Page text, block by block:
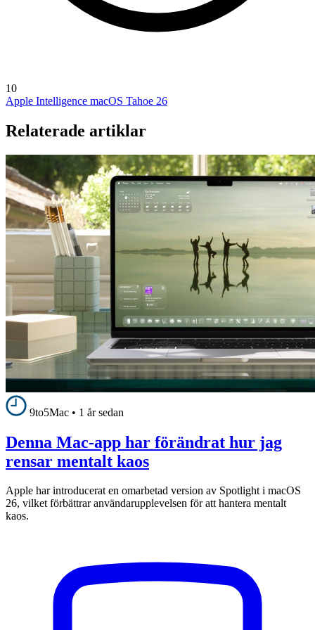
10
Apple Intelligence macOS Tahoe 26
Relaterade artiklar
9to5Mac • 1 år sedan
Denna Mac-app har förändrat hur jag
rensar mentalt kaos
Apple har introducerat en omarbetad version av Spotlight i macOS
26, vilket förbättrar användarupplevelsen för att hantera mentalt
kaos.